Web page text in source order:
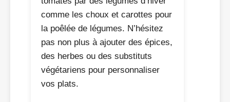
comme les choux et carottes pour
la poêlée de légumes. N’hésitez
pas non plus à ajouter des épices,
des herbes ou des substituts
végétariens pour personnaliser
vos plats.